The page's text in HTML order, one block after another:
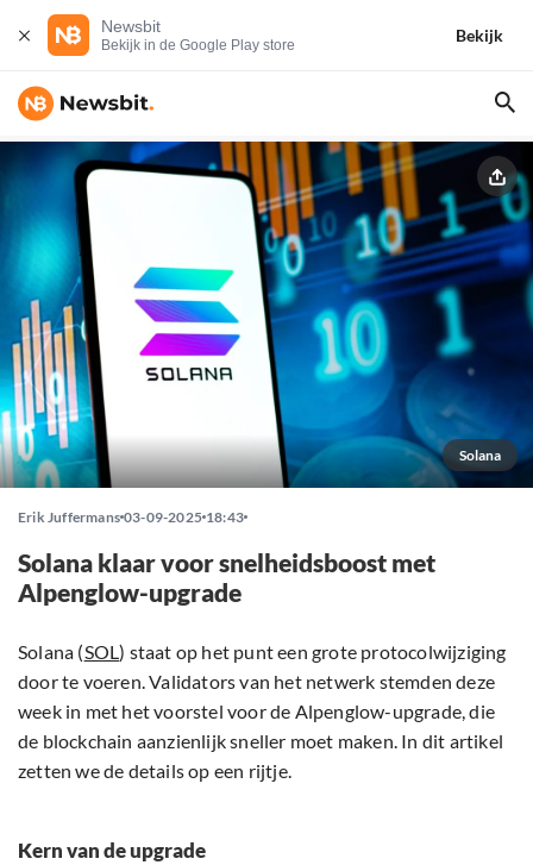
Newsbit
Bekijk in de Google Play store
Bekijk
Solana
Erik Juffermans 03-09-2025 18:43
Solana klaar voor snelheidsboost met
Alpenglow-upgrade
Solana (SOL) staat op het punt een grote protocolwijziging
door te voeren. Validators van het netwerk stemden deze
week in met het voorstel voor de Alpenglow-upgrade, die
de blockchain aanzienlijk sneller moet maken. In dit artikel
zetten we de details op een rijtje.
Kern van de upgrade